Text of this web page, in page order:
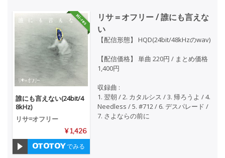
誰にも言えない(24bit/4
8kHz)
リサ=オフリー
¥ 1,426
でみる
リサ＝オフリー / 誰にも言えな
い
【配信形態】 HQD(24bit/48kHzのwav)
【配信価格】 単曲 220円 / まとめ価格
1,400円
収録曲 :
1. 翌朝 / 2. カタルシス / 3. 帰ろうよ / 4.
Needless / 5. #712 / 6. デスパレード /
7. さよならの前に